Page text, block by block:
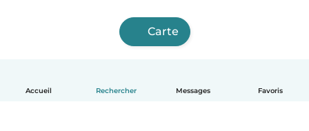
Accueil Rechercher Messages Favoris
Carte